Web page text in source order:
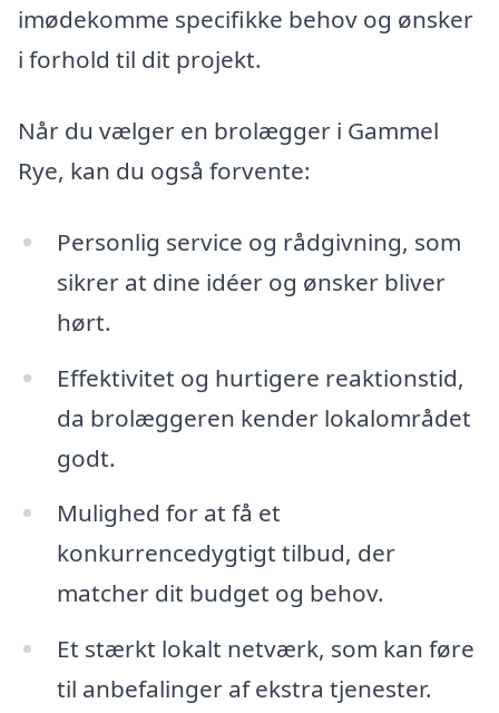
imødekomme specifikke behov og ønsker
i forhold til dit projekt.
Når du vælger en brolægger i Gammel
Rye, kan du også forvente:
Personlig service og rådgivning, som
sikrer at dine idéer og ønsker bliver
hørt.
Effektivitet og hurtigere reaktionstid,
da brolæggeren kender lokalområdet
godt.
Mulighed for at få et
konkurrencedygtigt tilbud, der
matcher dit budget og behov.
Et stærkt lokalt netværk, som kan føre
til anbefalinger af ekstra tjenester.